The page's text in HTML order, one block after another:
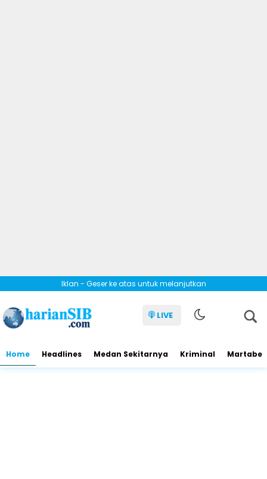
Iklan - Geser ke atas untuk melanjutkan
LIVE
Home Headlines Medan Sekitarnya Kriminal Martabe